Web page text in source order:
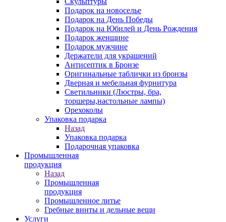
Подарок на новоселье
Подарок на День Победы
Подарок на Юбилей и День Рождения
Подарок женщине
Подарок мужчине
Держатели для украшений
Антисептик в Бронзе
Оригинальные таблички из бронзы
Дверная и мебельная фурнитура
Светильники (Люстры, бра,
торшеры,настольные лампы)
Орехоколы
Упаковка подарка
Назад
Упаковка подарка
Подарочная упаковка
Промышленная
продукция
Назад
Промышленная
продукция
Промышленное литье
Гребные винты и дельные вещи
Услуги